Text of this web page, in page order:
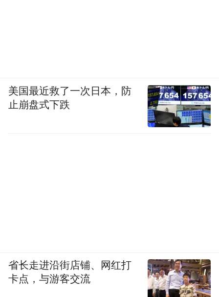
美国最近救了一次日本，防
止崩盘式下跌
省长走进沿街店铺、网红打
卡点，与游客交流